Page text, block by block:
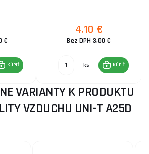
€
KÚPIŤ
4,10 €
Bez DPH 3,00 €
ks KÚPIŤ
VARIANTY K PRODUKTU
VZDUCHU UNI-T A25D